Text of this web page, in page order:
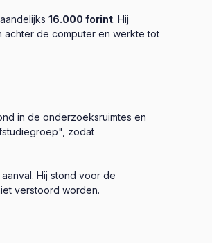
16.000 forint. Hij
de computer en werkte tot
in de onderzoeksruimtes en
zodat
Hij stond voor de
verstoord worden.